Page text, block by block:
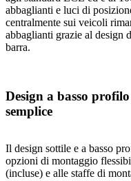
abbaglianti e luci di
centralmente sui veicoli
abbaglianti grazie al design
barra.
Design a basso
semplice
Il design sottile e a basso
opzioni di montaggio
(incluse) e alle staffe di